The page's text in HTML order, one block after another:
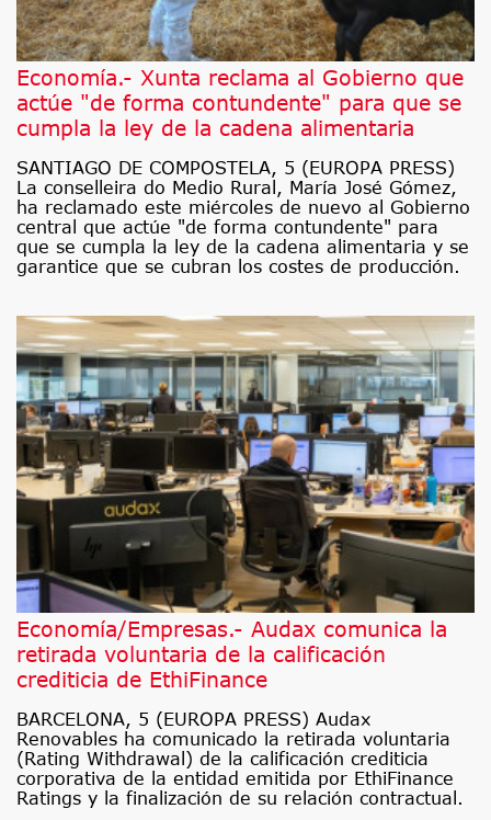
Economía.- Xunta reclama al Gobierno que
actúe "de forma contundente" para que se
cumpla la ley de la cadena alimentaria
SANTIAGO DE COMPOSTELA, 5 (EUROPA PRESS)
La conselleira do Medio Rural, María José Gómez,
ha reclamado este miércoles de nuevo al Gobierno
central que actúe "de forma contundente" para
que se cumpla la ley de la cadena alimentaria y se
garantice que se cubran los costes de producción.
Economía/Empresas.- Audax comunica la
retirada voluntaria de la calificación
crediticia de EthiFinance
BARCELONA, 5 (EUROPA PRESS) Audax
Renovables ha comunicado la retirada voluntaria
(Rating Withdrawal) de la calificación crediticia
corporativa de la entidad emitida por EthiFinance
Ratings y la finalización de su relación contractual.